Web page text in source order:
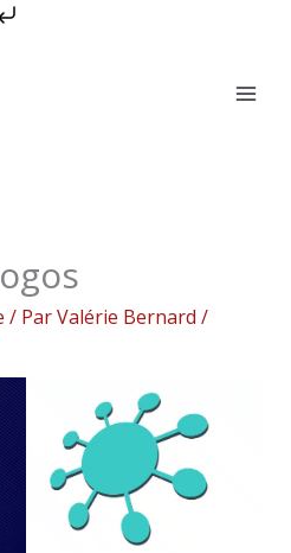
/ ParValérie Bernard /